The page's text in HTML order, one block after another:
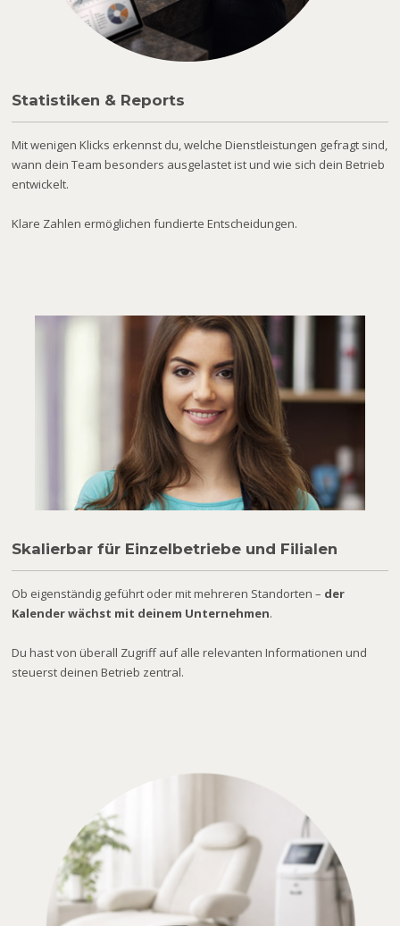
Statistiken & Reports
Mit wenigen Klicks erkennst du, welche Dienstleistungen gefragt sind,
wann dein Team besonders ausgelastet ist und wie sich dein Betrieb
entwickelt.
Klare Zahlen ermöglichen fundierte Entscheidungen.
Skalierbar für Einzelbetriebe und Filialen
Ob eigenständig geführt oder mit mehreren Standorten – der
Kalender wächst mit deinem Unternehmen.
Du hast von überall Zugriff auf alle relevanten Informationen und
steuerst deinen Betrieb zentral.